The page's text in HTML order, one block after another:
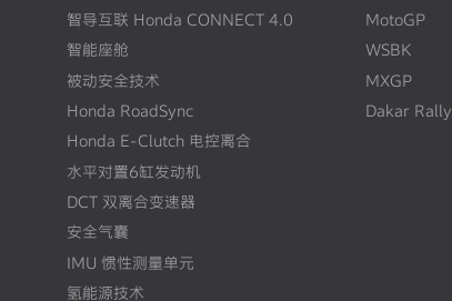
智导互联 Honda CONNECT 4.0
智能座舱
被动安全技术
Honda RoadSync
Honda E-Clutch 电控离合
水平对置6缸发动机
DCT 双离合变速器
安全气囊
IMU 惯性测量单元
氢能源技术
MotoGP
WSBK
MXGP
Dakar Rally